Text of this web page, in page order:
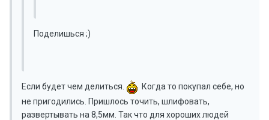
Поделишься ;)
Если будет чем делиться.
Когда то покупал себе, но
не пригодились. Пришлось точить, шлифовать,
развертывать на 8,5мм. Так что для хороших людей